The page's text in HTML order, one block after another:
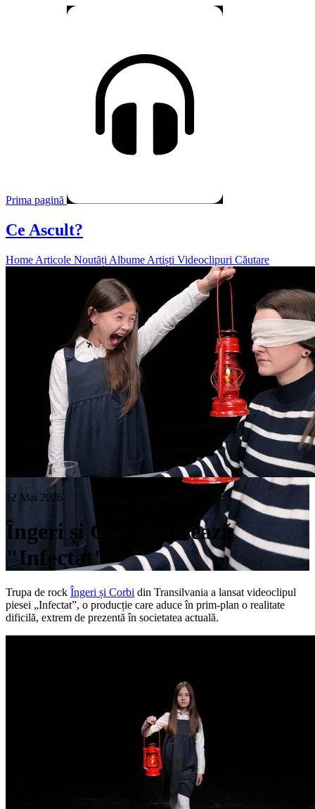
Prima pagină
Ce Ascult?
Home Articole Noutăți Albume Artiști Videoclipuri Căutare
12 Mai 2026
Îngeri și Corbi lansează
"Infectat"
Trupa de rock Îngeri și Corbi din Transilvania a lansat videoclipul
piesei „Infectat”, o producție care aduce în prim-plan o realitate
dificilă, extrem de prezentă în societatea actuală.